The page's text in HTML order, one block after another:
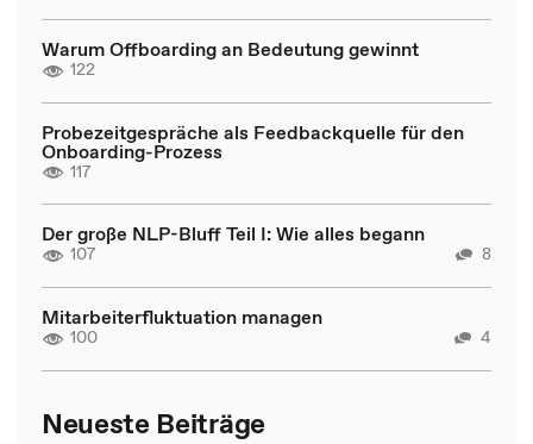
Warum Offboarding an Bedeutung gewinnt
122
Probezeitgespräche als Feedbackquelle für den
Onboarding-Prozess
117
Der große NLP-Bluff Teil I: Wie alles begann
107 8
Mitarbeiterfluktuation managen
100 4
Neueste Beiträge